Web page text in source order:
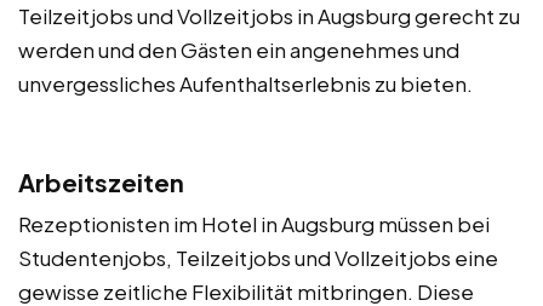
Teilzeitjobs und Vollzeitjobs in Augsburg gerecht zu
werden und den Gästen ein angenehmes und
unvergessliches Aufenthaltserlebnis zu bieten.
Arbeitszeiten
Rezeptionisten im Hotel in Augsburg müssen bei
Studentenjobs, Teilzeitjobs und Vollzeitjobs eine
gewisse zeitliche Flexibilität mitbringen. Diese